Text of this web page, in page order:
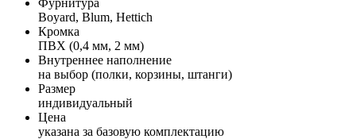
Boyard, Blum, Hettich
Кромка
ПВХ (0,4 мм, 2 мм)
Внутреннее наполнение
на выбор (полки, корзины, штанги)
Размер
индивидуальный
Цена
указана за базовую комплектацию